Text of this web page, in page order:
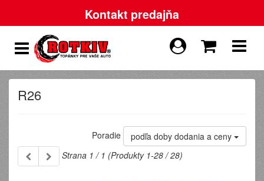
Kontakt predajňa
R26
Poradie
podľa doby dodania a ceny
Strana 1 / 1 (Produkty 1-28 / 28)